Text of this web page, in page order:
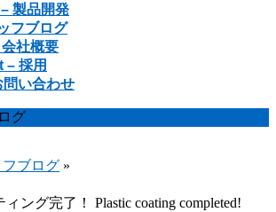
製品開発
フブログ
社概要
– 採用
い合わせ
グ
ブログ »
ング完了！ Plastic coating completed!